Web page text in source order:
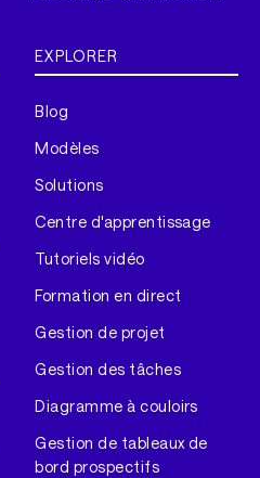
EXPLORER
Blog
Modèles
Solutions
Centre d'apprentissage
Tutoriels vidéo
Formation en direct
Gestion de projet
Gestion des tâches
Diagramme à couloirs
Gestion de tableaux de
bord prospectifs